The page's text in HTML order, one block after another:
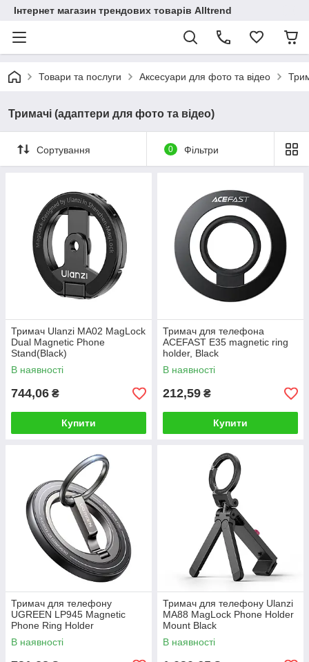
Інтернет магазин трендових товарів Alltrend
Товари та послуги Аксесуари для фото та відео
Тримачі (адаптери для фото та відео)
Сортування 0 Фільтри
Тримач Ulanzi MA02 MagLock
Dual Magnetic Phone
Stand(Black)
В наявності
744,06 ₴
Купити
Тримач для телефона
ACEFAST E35 magnetic ring
holder, Black
В наявності
212,59 ₴
Купити
Тримач для телефону
UGREEN LP945 Magnetic
Phone Ring Holder
В наявності
Тримач для телефону Ulanzi
MA88 MagLock Phone Holder
Mount Black
В наявності